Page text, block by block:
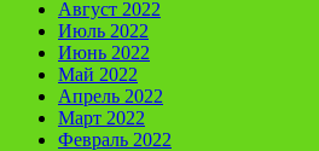
Август 2022
Июль 2022
Июнь 2022
Май 2022
Апрель 2022
Март 2022
Февраль 2022